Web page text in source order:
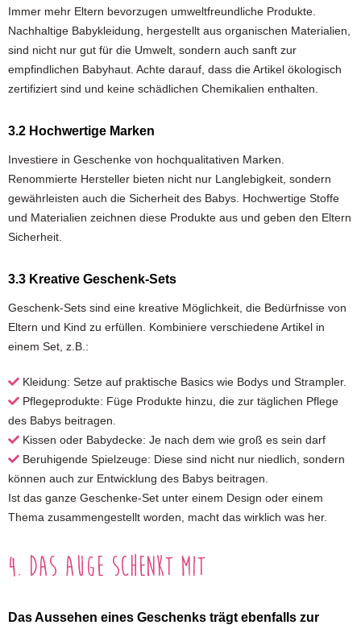
Immer mehr Eltern bevorzugen umweltfreundliche Produkte.
Nachhaltige Babykleidung, hergestellt aus organischen Materialien,
sind nicht nur gut für die Umwelt, sondern auch sanft zur
empfindlichen Babyhaut. Achte darauf, dass die Artikel ökologisch
zertifiziert sind und keine schädlichen Chemikalien enthalten.
3.2 Hochwertige Marken
Investiere in Geschenke von hochqualitativen Marken.
Renommierte Hersteller bieten nicht nur Langlebigkeit, sondern
gewährleisten auch die Sicherheit des Babys. Hochwertige Stoffe
und Materialien zeichnen diese Produkte aus und geben den Eltern
Sicherheit.
3.3 Kreative Geschenk-Sets
Geschenk-Sets sind eine kreative Möglichkeit, die Bedürfnisse von
Eltern und Kind zu erfüllen. Kombiniere verschiedene Artikel in
einem Set, z.B.:
Kleidung: Setze auf praktische Basics wie Bodys und Strampler.
Pflegeprodukte: Füge Produkte hinzu, die zur täglichen Pflege
des Babys beitragen.
Kissen oder Babydecke: Je nach dem wie groß es sein darf
Beruhigende Spielzeuge: Diese sind nicht nur niedlich, sondern
können auch zur Entwicklung des Babys beitragen.
Ist das ganze Geschenke-Set unter einem Design oder einem
Thema zusammengestellt worden, macht das wirklich was her.
4. Das Auge schenkt mit
Das Aussehen eines Geschenks trägt ebenfalls zur